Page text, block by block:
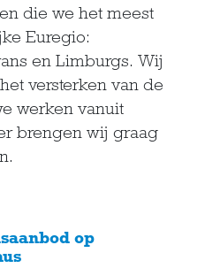
die we het meest
Euregio:
en Limburgs. Wij
versterken van de
werken vanuit
brengen wij graag
op